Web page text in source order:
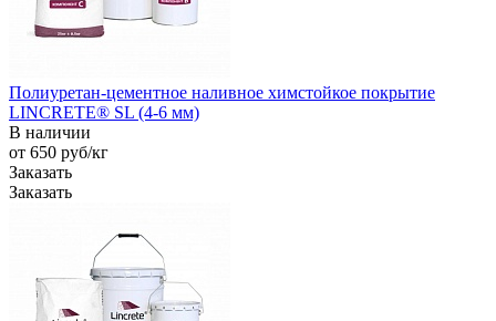
Полиуретан-цементное наливное химстойкое покрытие
LINCRETE® SL (4-6 мм)
В наличии
от 650 руб/кг
Заказать
Заказать